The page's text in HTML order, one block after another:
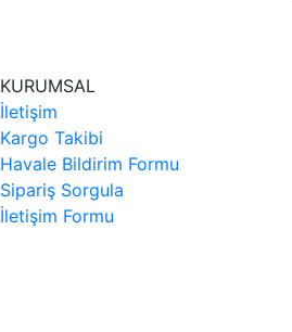
KURUMSAL
İletişim
Kargo Takibi
Havale Bildirim Formu
Sipariş Sorgula
İletişim Formu